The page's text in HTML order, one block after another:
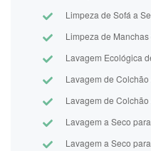
Limpeza de Sofá a
Limpeza de
Lavagem Ecológica
Lavagem de
Lavagem de
Lavagem a Seco
Lavagem a Seco